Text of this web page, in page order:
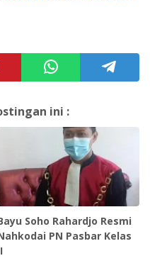
ini :
Soho Rahardjo Resmi
PN Pasbar Kelas